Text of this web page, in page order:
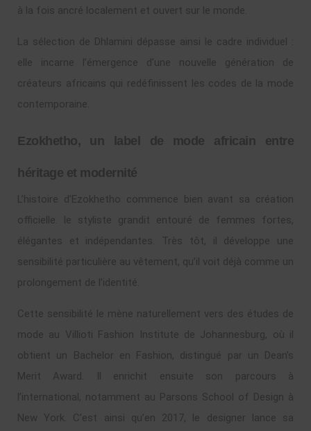
à la fois ancré localement et ouvert sur le monde.
La sélection de Dhlamini dépasse ainsi le cadre individuel :
elle incarne l’émergence d’une nouvelle génération de
créateurs africains qui redéfinissent les codes de la mode
contemporaine.
Ezokhetho, un label de mode africain entre
héritage et modernité
L’histoire d’Ezokhetho commence bien avant sa création
officielle. le styliste grandit entouré de femmes fortes,
élégantes et indépendantes. Très tôt, il développe une
sensibilité particulière au vêtement, qu’il voit déjà comme un
prolongement de l’identité.
Cette sensibilité le mène naturellement vers des études de
mode au Villioti Fashion Institute de Johannesburg, où il
obtient un Bachelor en Fashion, distingué par un Dean’s
Merit Award. Il enrichit ensuite son parcours à
l’international, notamment au Parsons School of Design à
New York. C’est ainsi qu’en 2017, le designer lance sa